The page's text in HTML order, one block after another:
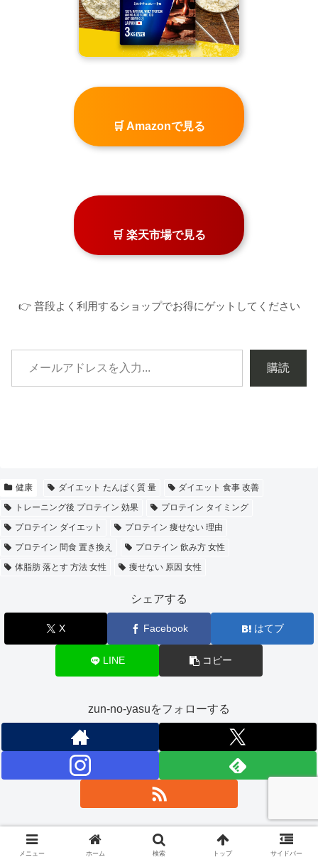
🛒 Amazonで見る
🛒 楽天市場で見る
👉 普段よく利用するショップでお得にゲットしてください
購読
健康 ダイエット たんぱく質 量
ダイエット 食事 改善
トレーニング後 プロテイン 効果
プロテイン タイミング
プロテイン ダイエット
プロテイン 痩せない 理由
プロテイン 間食 置き換え
プロテイン 飲み方 女性
体脂肪 落とす 方法 女性
痩せない 原因 女性
シェアする
X Facebook はてブ
LINE コピー
zun-no-yasuをフォローする
zun-no-yasu
メニュー ホーム 検索 トップ サイドバー